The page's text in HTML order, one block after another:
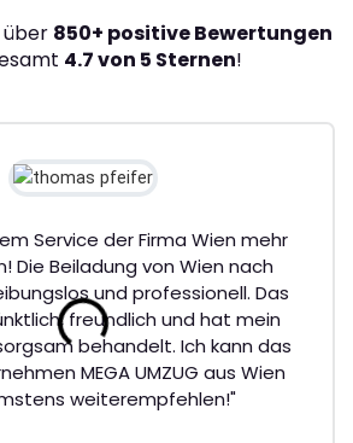
über 850+ positive Bewertungen
4.7 von 5 Sternen!
Service der Firma Wien mehr
Die Beiladung von Wien nach
und professionell. Das
freundlich und hat mein
behandelt. Ich kann das
MEGA UMZUG aus Wien
weiterempfehlen!"